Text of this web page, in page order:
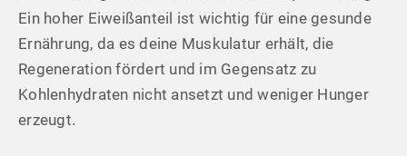
Ein hoher Eiweißanteil ist wichtig für eine gesunde
Ernährung, da es deine Muskulatur erhält, die
Regeneration fördert und im Gegensatz zu
Kohlenhydraten nicht ansetzt und weniger Hunger
erzeugt.